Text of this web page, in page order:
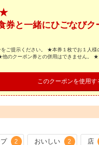
★
券と一緒にひごなび
ご提示ください。 ★本券１枚でお１人
のクーポン券との併用はできません。
このクーポンを使用す
2 おいしい 2 店